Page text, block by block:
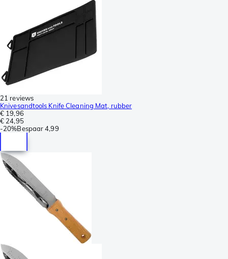
21 reviews
Knivesandtools Knife Cleaning Mat, rubber
€ 19,96
€ 24,95
-20%Bespaar 4,99